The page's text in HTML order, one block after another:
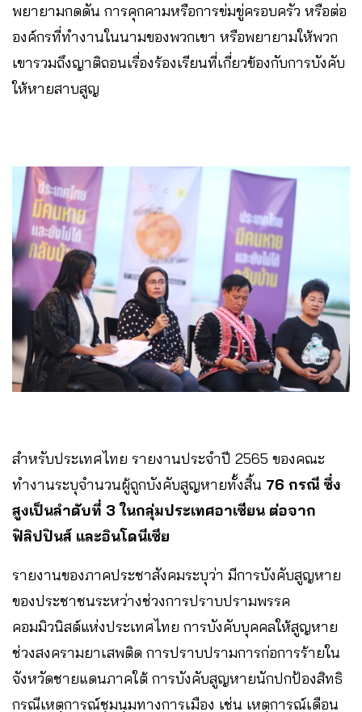
พยายามกดดัน การคุกคามหรือการข่มขู่ครอบครัว หรือต่อ
องค์กรที่ทำงานในนามของพวกเขา หรือพยายามให้พวก
เขารวมถึงญาติถอนเรื่องร้องเรียนที่เกี่ยวข้องกับการบังคับ
ให้หายสาบสูญ
สำหรับประเทศไทย รายงานประจำปี 2565 ของคณะ
ทำงานระบุจำนวนผู้ถูกบังคับสูญหายทั้งสิ้น 76 กรณี ซึ่ง
สูงเป็นลำดับที่ 3 ในกลุ่มประเทศอาเซียน ต่อจาก
ฟิลิปปินส์ และอินโดนีเซีย
รายงานของภาคประชาสังคมระบุว่า มีการบังคับสูญหาย
ของประชาชนระหว่างช่วงการปราบปรามพรรค
คอมมิวนิสต์แห่งประเทศไทย การบังคับบุคคลให้สูญหาย
ช่วงสงครามยาเสพติด การปราบปรามการก่อการร้ายใน
จังหวัดชายแดนภาคใต้ การบังคับสูญหายนักปกป้องสิทธิ
กรณีเหตุการณ์ชุมนุมทางการเมือง เช่น เหตุการณ์เดือน